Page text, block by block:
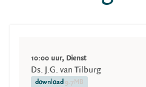
10:00 uur, Dienst
Ds. J.G. van Tilburg
download9.7MB